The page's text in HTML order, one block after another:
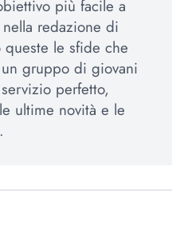
più facile a
redazione di
le sfide che
gruppo di giovani
perfetto,
ultime novità e le